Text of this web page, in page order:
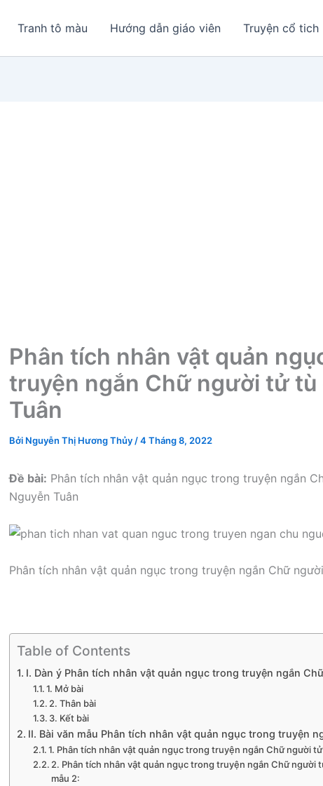
Tranh tô màu Hướng dẫn giáo viên Truyện cổ tich
Phân tích nhân vật quản
truyện ngắn Chữ người tử tù
Tuân
Bởi Nguyễn Thị Hương Thủy /4 Tháng 8, 2022
Đề bài: Phân tích nhân vật quản ngục trong truyện ngắn
Nguyễn Tuân
Phân tích nhân vật quản ngục trong truyện ngắn Chữ
Table of Contents
I. Dàn ý Phân tích nhân vật quản ngục trong truyện ngắn
1. Mở bài
2. Thân bài
3. Kết bài
II. Bài văn mẫu Phân tích nhân vật quản ngục trong truyện
1. Phân tích nhân vật quản ngục trong truyện ngắn Chữ người
2. Phân tích nhân vật quản ngục trong truyện ngắn Chữ người
mẫu 2: